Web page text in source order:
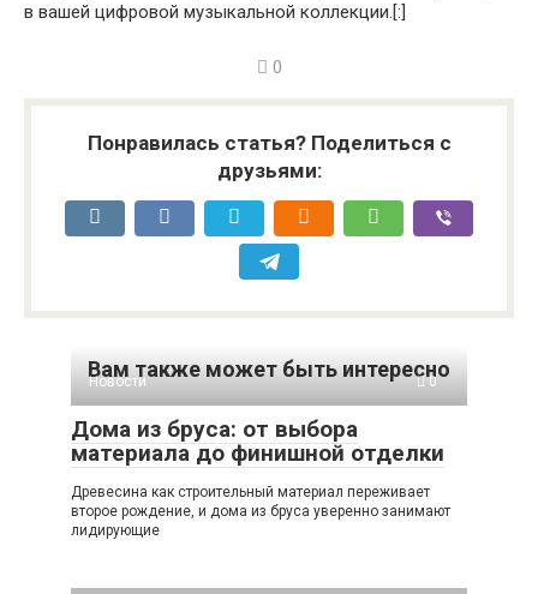
в вашей цифровой музыкальной коллекции.[:]
0
Понравилась статья? Поделиться с
друзьями:
Вам также может быть интересно
Новости 0
Дома из бруса: от выбора
материала до финишной отделки
Древесина как строительный материал переживает
второе рождение, и дома из бруса уверенно занимают
лидирующие